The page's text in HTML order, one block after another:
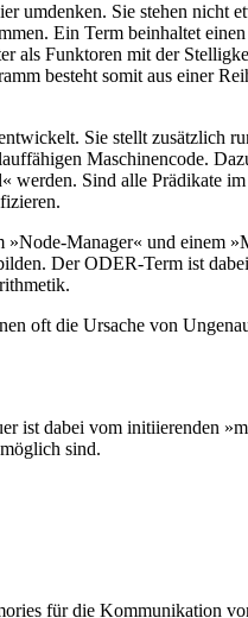
umdenken. Sie stehen nicht
Ein Term beinhaltet
als Funktoren mit der
besteht somit aus einer
Sie stellt zusätzlich
Maschinencode.
werden. Sind alle Prädikate
»Node-Manager« und einem
Der ODER-Term ist
oft die Ursache von
ist dabei vom initiierenden
sind.
für die Kommunikation